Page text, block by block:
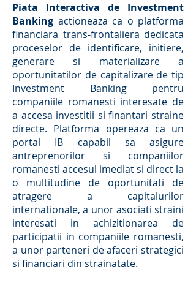
Piata Interactiva de Investment
Banking actioneaza ca o platforma
financiara trans-frontaliera dedicata
proceselor de identificare, initiere,
generare si materializare a
oportunitatilor de capitalizare de tip
Investment Banking pentru
companiile romanesti interesate de
a accesa investitii si finantari straine
directe. Platforma opereaza ca un
portal IB capabil sa asigure
antreprenorilor si companiilor
romanesti accesul imediat si direct la
o multitudine de oportunitati de
atragere a capitalurilor
internationale, a unor asociati straini
interesati in achizitionarea de
participatii in companiile romanesti,
a unor parteneri de afaceri strategici
si financiari din strainatate.